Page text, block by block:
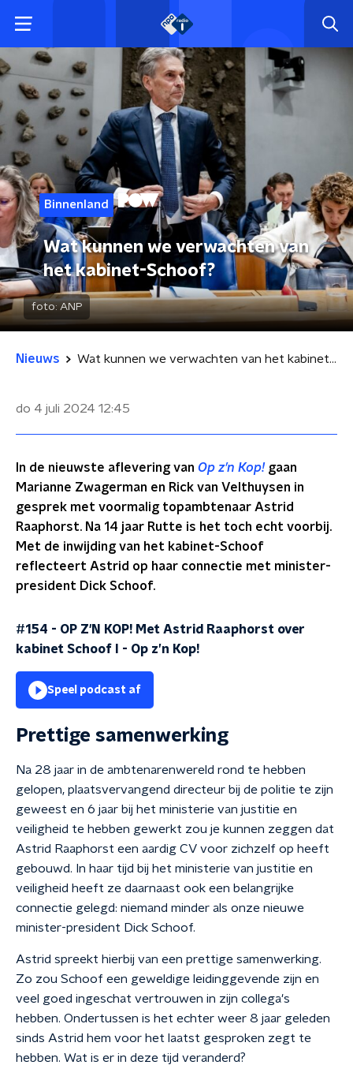
Binnenland
Wat kunnen we verwachten van
het kabinet-Schoof?
foto: ANP
Nieuws Wat kunnen we verwachten van het kabinet-Schoof?
do 4 juli 2024 12:45
In de nieuwste aflevering van Op z’n Kop! gaan
Marianne Zwagerman en Rick van Velthuysen in
gesprek met voormalig topambtenaar Astrid
Raaphorst. Na 14 jaar Rutte is het toch echt voorbij.
Met de inwijding van het kabinet-Schoof
reflecteert Astrid op haar connectie met minister-
president Dick Schoof.
#154 - OP Z'N KOP! Met Astrid Raaphorst over
kabinet Schoof I
- Op z’n Kop!
Speel podcast af
Prettige samenwerking
Na 28 jaar in de ambtenarenwereld rond te hebben
gelopen, plaatsvervangend directeur bij de politie te zijn
geweest en 6 jaar bij het ministerie van justitie en
veiligheid te hebben gewerkt zou je kunnen zeggen dat
Astrid Raaphorst een aardig CV voor zichzelf op heeft
gebouwd. In haar tijd bij het ministerie van justitie en
veiligheid heeft ze daarnaast ook een belangrijke
connectie gelegd: niemand minder als onze nieuwe
minister-president Dick Schoof.
Astrid spreekt hierbij van een prettige samenwerking.
Zo zou Schoof een geweldige leidinggevende zijn en
veel goed ingeschat vertrouwen in zijn collega's
hebben. Ondertussen is het echter weer 8 jaar geleden
sinds Astrid hem voor het laatst gesproken zegt te
hebben. Wat is er in deze tijd veranderd?